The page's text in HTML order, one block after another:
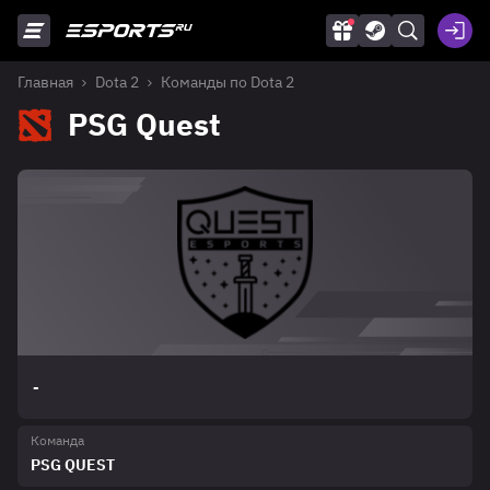
Главная Dota 2 Команды по Dota 2
PSG Quest
-
Команда
PSG QUEST